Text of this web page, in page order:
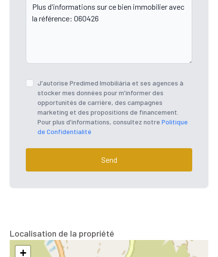
J'autorise Predimed Imobiliária et ses agences à
stocker mes données pour m'informer des
opportunités de carrière, des campagnes
marketing et des propositions de financement.
Pour plus d'informations, consultez notre Politique
de Confidentialité
Send
Localisation de la propriété
+